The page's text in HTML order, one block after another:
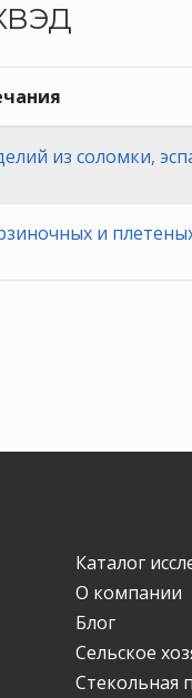
из соломки,
и
Каталог
О компании
Блог
Сельское
Стекольная